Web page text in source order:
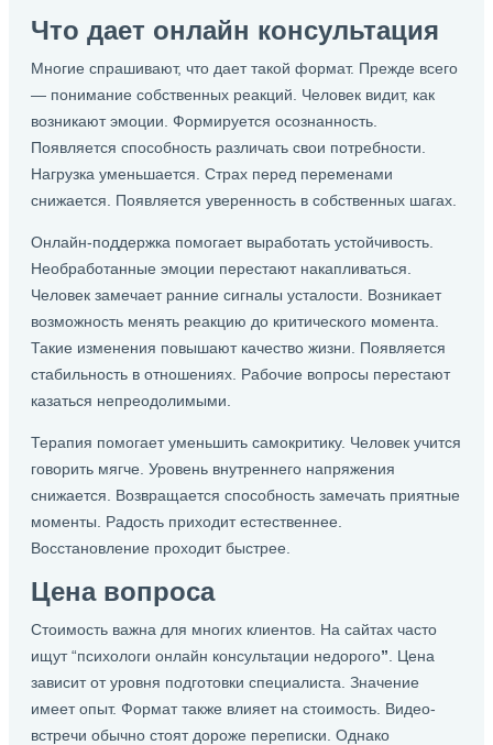
Что дает онлайн консультация
Многие спрашивают, что дает такой формат. Прежде всего
— понимание собственных реакций. Человек видит, как
возникают эмоции. Формируется осознанность.
Появляется способность различать свои потребности.
Нагрузка уменьшается. Страх перед переменами
снижается. Появляется уверенность в собственных шагах.
Онлайн-поддержка помогает выработать устойчивость.
Необработанные эмоции перестают накапливаться.
Человек замечает ранние сигналы усталости. Возникает
возможность менять реакцию до критического момента.
Такие изменения повышают качество жизни. Появляется
стабильность в отношениях. Рабочие вопросы перестают
казаться непреодолимыми.
Терапия помогает уменьшить самокритику. Человек учится
говорить мягче. Уровень внутреннего напряжения
снижается. Возвращается способность замечать приятные
моменты. Радость приходит естественнее.
Восстановление проходит быстрее.
Цена вопроса
Стоимость важна для многих клиентов. На сайтах часто
ищут “психологи онлайн консультации недорого” . Цена
зависит от уровня подготовки специалиста. Значение
имеет опыт. Формат также влияет на стоимость. Видео-
встречи обычно стоят дороже переписки. Однако